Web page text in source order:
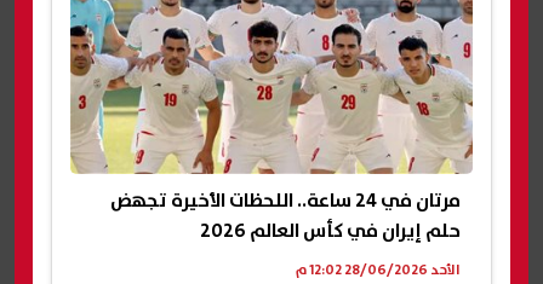
مرتان في 24 ساعة.. اللحظات الأخيرة تجهض
حلم إيران في كأس العالم 2026
الأحد 28/06/2026 12:02 م